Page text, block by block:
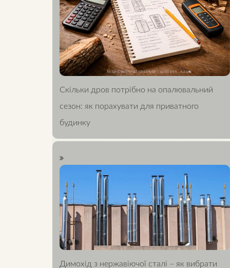
Скільки дров потрібно на опалювальний
сезон: як порахувати для приватного
будинку
Димохід з нержавіючої сталі – як вибрати